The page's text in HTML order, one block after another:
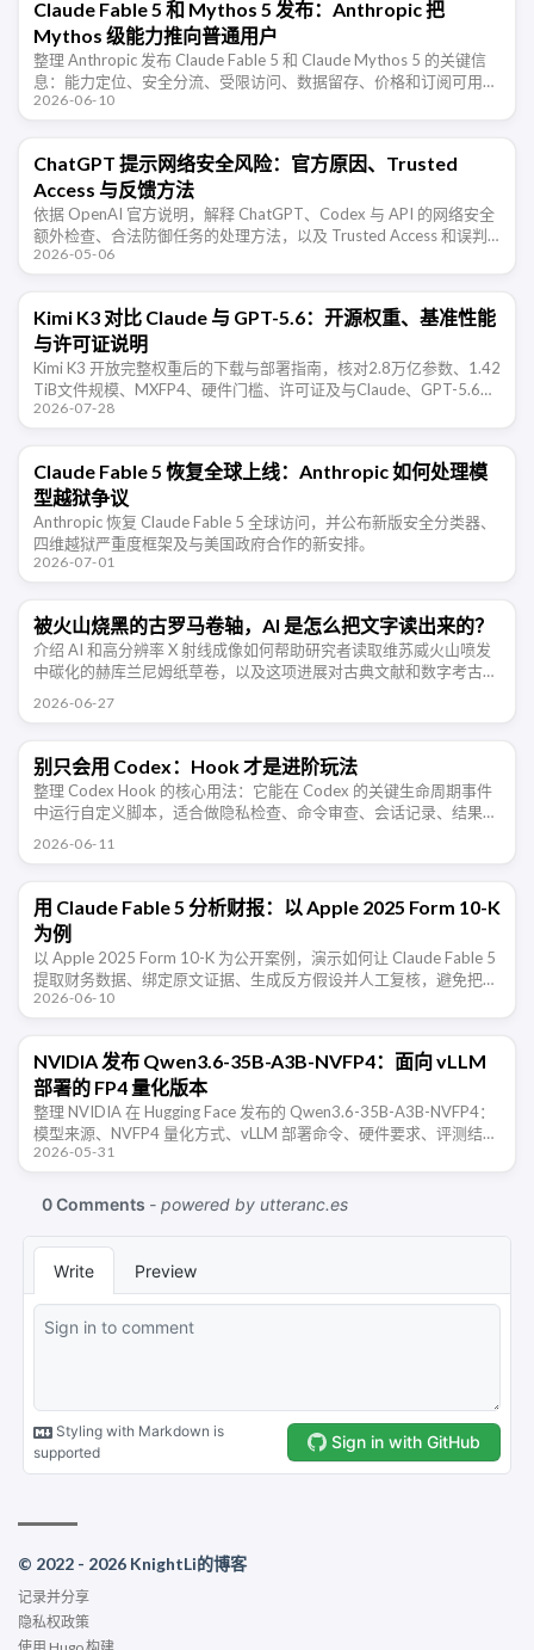
Claude Fable 5 和 Mythos 5 发布：Anthropic 把
Mythos 级能力推向普通用户
整理 Anthropic 发布 Claude Fable 5 和 Claude Mythos 5 的关键信
息：能力定位、安全分流、受限访问、数据留存、价格和订阅可用
性。
2026-06-10
ChatGPT 提示网络安全风险：官方原因、Trusted
Access 与反馈方法
依据 OpenAI 官方说明，解释 ChatGPT、Codex 与 API 的网络安全
额外检查、合法防御任务的处理方法，以及 Trusted Access 和误判
反馈所需信息。
2026-05-06
Kimi K3 对比 Claude 与 GPT-5.6：开源权重、基准性能
与许可证说明
Kimi K3 开放完整权重后的下载与部署指南，核对2.8万亿参数、1.42
TiB文件规模、MXFP4、硬件门槛、许可证及与Claude、GPT-5.6的
基准差异。
2026-07-28
Claude Fable 5 恢复全球上线：Anthropic 如何处理模
型越狱争议
Anthropic 恢复 Claude Fable 5 全球访问，并公布新版安全分类器、
四维越狱严重度框架及与美国政府合作的新安排。
2026-07-01
被火山烧黑的古罗马卷轴，AI 是怎么把文字读出来的？
介绍 AI 和高分辨率 X 射线成像如何帮助研究者读取维苏威火山喷发
中碳化的赫库兰尼姆纸草卷，以及这项进展对古典文献和数字考古的
2026-06-27
别只会用 Codex：Hook 才是进阶玩法
整理 Codex Hook 的核心用法：它能在 Codex 的关键生命周期事件
中运行自定义脚本，适合做隐私检查、命令审查、会话记录、结果校
2026-06-11
用 Claude Fable 5 分析财报：以 Apple 2025 Form 10-K
为例
以 Apple 2025 Form 10-K 为公开案例，演示如何让 Claude Fable 5
提取财务数据、绑定原文证据、生成反方假设并人工复核，避免把
AI 当成荐股工具。
2026-06-10
NVIDIA 发布 Qwen3.6-35B-A3B-NVFP4：面向 vLLM
部署的 FP4 量化版本
整理 NVIDIA 在 Hugging Face 发布的 Qwen3.6-35B-A3B-NVFP4：
模型来源、NVFP4 量化方式、vLLM 部署命令、硬件要求、评测结果
和使用限制。
2026-05-31
© 2022 - 2026 KnightLi的博客
记录并分享
隐私权政策